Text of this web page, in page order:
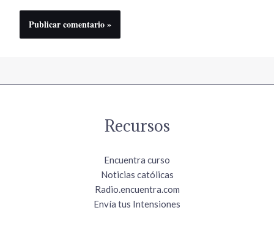
Recursos
Encuentra curso
Noticias católicas
Radio.encuentra.com
Envía tus Intensiones